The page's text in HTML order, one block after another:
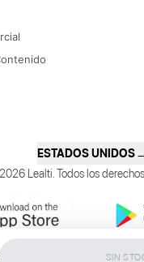
SIN
ESTADOS UNIDOS
Lealti. Todos los